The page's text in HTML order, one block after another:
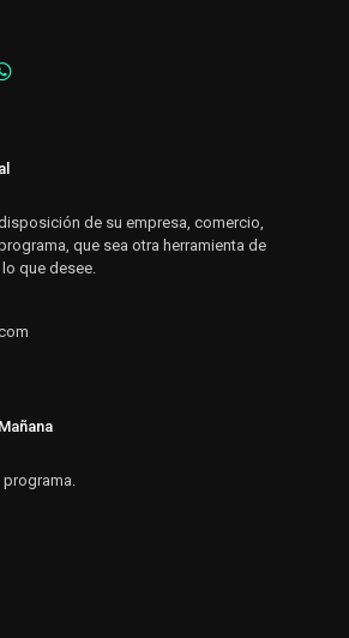
de su empresa, comercio,
que sea otra herramienta de
que desee.